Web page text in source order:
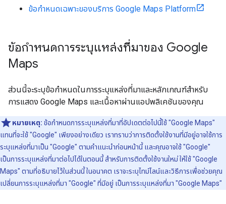
ข้อกำหนดเฉพาะของบริการ Google Maps Platform
ข้อกำหนดการระบุแหล่งที่มาของ Google
Maps
ส่วนนี้จะระบุข้อกำหนดในการระบุแหล่งที่มาและหลักเกณฑ์สำหรับ
การแสดง Google Maps และเนื้อหาผ่านแอปพลิเคชันของคุณ
หมายเหตุ: ข้อกำหนดการระบุแหล่งที่มาที่อัปเดตต่อไปนี้ใช้ "Google Maps"
แทนที่จะใช้ "Google" เพียงอย่างเดียว เราทราบว่าการติดตั้งใช้งานที่มีอยู่อาจใช้การ
ระบุแหล่งที่มาเป็น "Google" ตามคำแนะนำก่อนหน้านี้ และคุณอาจใช้ "Google"
เป็นการระบุแหล่งที่มาต่อไปได้ในตอนนี้ สำหรับการติดตั้งใช้งานใหม่ ให้ใช้ "Google
Maps" ตามที่อธิบายไว้ในส่วนนี้ ในอนาคต เราจะระบุไทม์ไลน์และวิธีการเพื่อช่วยคุณ
เปลี่ยนการระบุแหล่งที่มา "Google" ที่มีอยู่ เป็นการระบุแหล่งที่มา "Google Maps"